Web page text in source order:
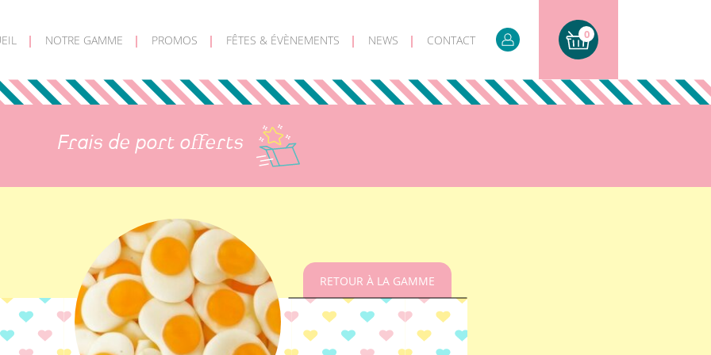
NOTRE GAMME PROMOS FÊTES & ÉVÈNEMENTS NEWS CONTACT 0
Frais de port offerts
RETOUR À LA GAMME